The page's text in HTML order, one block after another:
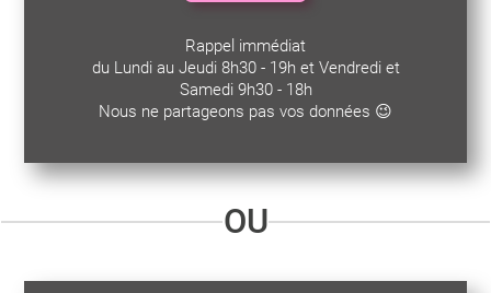
Rappel immédiat
du Lundi au Jeudi 8h30 - 19h et Vendredi et
Samedi 9h30 - 18h
Nous ne partageons pas vos données 😉
OU